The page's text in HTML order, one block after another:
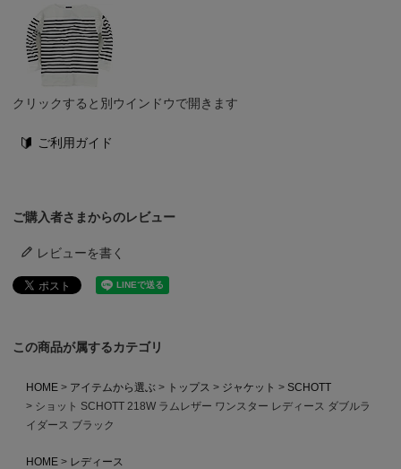
クリックすると別ウインドウで開きます
ご利用ガイド
ご購入者さまからのレビュー
レビューを書く
この商品が属するカテゴリ
HOME アイテムから選ぶ トップス ジャケット
SCHOTT
ショット SCHOTT 218W ラムレザー ワンスター レディース ダブルラ
イダース ブラック
HOME
レディース